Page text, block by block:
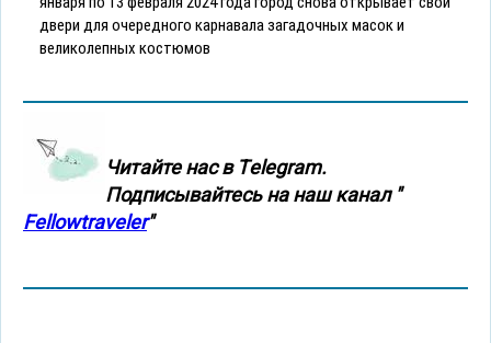
двери для очередного карнавала загадочных масок и
великолепных костюмов
Читайте нас в Тelegram.
Подписывайтесь на наш канал "
Fellowtraveler"